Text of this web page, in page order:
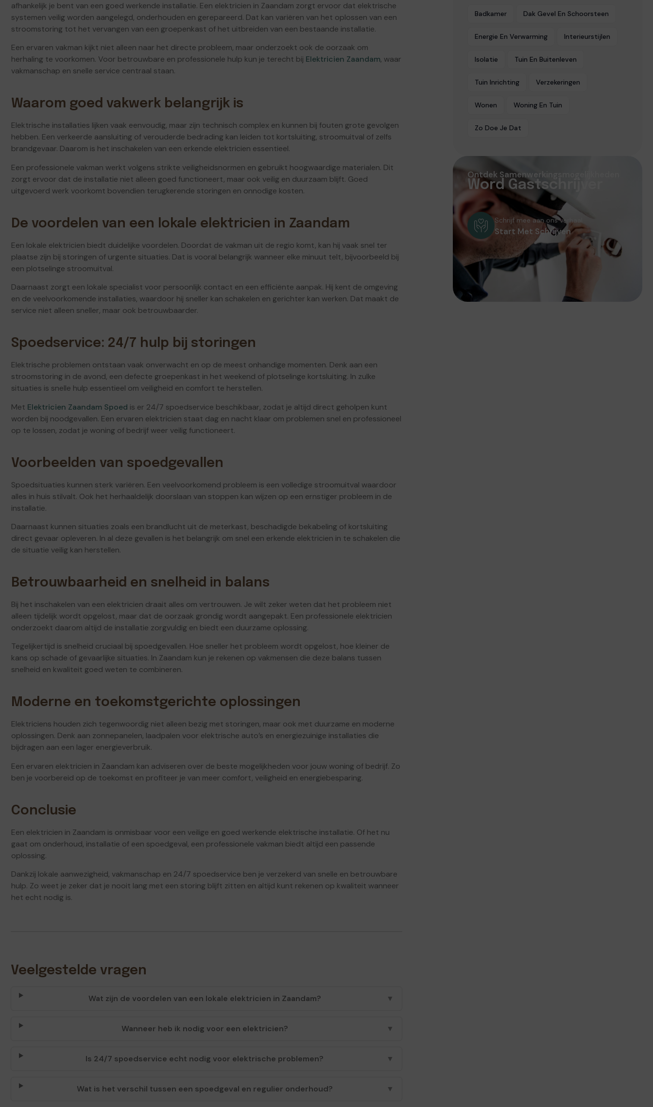
afhankelijk je bent van een goed werkende installatie. Een elektricien in Zaandam zorgt ervoor dat elektrische
systemen veilig worden aangelegd, onderhouden en gerepareerd. Dat kan variëren van het oplossen van een
stroomstoring tot het vervangen van een groepenkast of het uitbreiden van een bestaande installatie.
Een ervaren vakman kijkt niet alleen naar het directe probleem, maar onderzoekt ook de oorzaak om
herhaling te voorkomen. Voor betrouwbare en professionele hulp kun je terecht bij Elektricien Zaandam, waar
vakmanschap en snelle service centraal staan.
Waarom goed vakwerk belangrijk is
Elektrische installaties lijken vaak eenvoudig, maar zijn technisch complex en kunnen bij fouten grote gevolgen
hebben. Een verkeerde aansluiting of verouderde bedrading kan leiden tot kortsluiting, stroomuitval of zelfs
brandgevaar. Daarom is het inschakelen van een erkende elektricien essentieel.
Een professionele vakman werkt volgens strikte veiligheidsnormen en gebruikt hoogwaardige materialen. Dit
zorgt ervoor dat de installatie niet alleen goed functioneert, maar ook veilig en duurzaam blijft. Goed
uitgevoerd werk voorkomt bovendien terugkerende storingen en onnodige kosten.
De voordelen van een lokale elektricien in Zaandam
Een lokale elektricien biedt duidelijke voordelen. Doordat de vakman uit de regio komt, kan hij vaak snel ter
plaatse zijn bij storingen of urgente situaties. Dat is vooral belangrijk wanneer elke minuut telt, bijvoorbeeld bij
een plotselinge stroomuitval.
Daarnaast zorgt een lokale specialist voor persoonlijk contact en een efficiënte aanpak. Hij kent de omgeving
en de veelvoorkomende installaties, waardoor hij sneller kan schakelen en gerichter kan werken. Dat maakt de
service niet alleen sneller, maar ook betrouwbaarder.
Spoedservice: 24/7 hulp bij storingen
Elektrische problemen ontstaan vaak onverwacht en op de meest onhandige momenten. Denk aan een
stroomstoring in de avond, een defecte groepenkast in het weekend of plotselinge kortsluiting. In zulke
situaties is snelle hulp essentieel om veiligheid en comfort te herstellen.
Met Elektricien Zaandam Spoed is er 24/7 spoedservice beschikbaar, zodat je altijd direct geholpen kunt
worden bij noodgevallen. Een ervaren elektricien staat dag en nacht klaar om problemen snel en professioneel
op te lossen, zodat je woning of bedrijf weer veilig functioneert.
Voorbeelden van spoedgevallen
Spoedsituaties kunnen sterk variëren. Een veelvoorkomend probleem is een volledige stroomuitval waardoor
alles in huis stilvalt. Ook het herhaaldelijk doorslaan van stoppen kan wijzen op een ernstiger probleem in de
installatie.
Daarnaast kunnen situaties zoals een brandlucht uit de meterkast, beschadigde bekabeling of kortsluiting
direct gevaar opleveren. In al deze gevallen is het belangrijk om snel een erkende elektricien in te schakelen die
de situatie veilig kan herstellen.
Betrouwbaarheid en snelheid in balans
Bij het inschakelen van een elektricien draait alles om vertrouwen. Je wilt zeker weten dat het probleem niet
alleen tijdelijk wordt opgelost, maar dat de oorzaak grondig wordt aangepakt. Een professionele elektricien
onderzoekt daarom altijd de installatie zorgvuldig en biedt een duurzame oplossing.
Tegelijkertijd is snelheid cruciaal bij spoedgevallen. Hoe sneller het probleem wordt opgelost, hoe kleiner de
kans op schade of gevaarlijke situaties. In Zaandam kun je rekenen op vakmensen die deze balans tussen
snelheid en kwaliteit goed weten te combineren.
Moderne en toekomstgerichte oplossingen
Elektriciens houden zich tegenwoordig niet alleen bezig met storingen, maar ook met duurzame en moderne
oplossingen. Denk aan zonnepanelen, laadpalen voor elektrische auto’s en energiezuinige installaties die
bijdragen aan een lager energieverbruik.
Een ervaren elektricien in Zaandam kan adviseren over de beste mogelijkheden voor jouw woning of bedrijf. Zo
ben je voorbereid op de toekomst en profiteer je van meer comfort, veiligheid en energiebesparing.
Conclusie
Een elektricien in Zaandam is onmisbaar voor een veilige en goed werkende elektrische installatie. Of het nu
gaat om onderhoud, installatie of een spoedgeval, een professionele vakman biedt altijd een passende
oplossing.
Dankzij lokale aanwezigheid, vakmanschap en 24/7 spoedservice ben je verzekerd van snelle en betrouwbare
hulp. Zo weet je zeker dat je nooit lang met een storing blijft zitten en altijd kunt rekenen op kwaliteit wanneer
het echt nodig is.
Veelgestelde vragen
Wat zijn de voordelen van een lokale elektricien in Zaandam? ▼
Wanneer heb ik nodig voor een elektricien? ▼
Is 24/7 spoedservice echt nodig voor elektrische problemen? ▼
Wat is het verschil tussen een spoedgeval en regulier onderhoud? ▼
Badkamer Dak Gevel En Schoorsteen
Energie En Verwarming Interieurstijlen
Isolatie Tuin En Buitenleven
Tuin Inrichting Verzekeringen
Wonen Woning En Tuin
Zo Doe Je Dat
Ontdek Samenwerkingsmogelijkheden
Word Gastschrijver
Schrijf mee aan ons verhaal
Start Met Schrijven